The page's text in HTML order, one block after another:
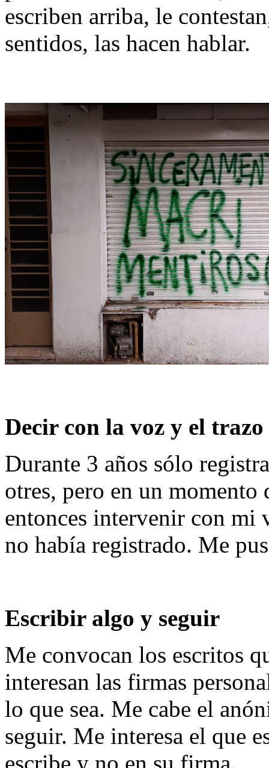
escriben arriba, le
sentidos, las hacen hablar.
Decir con la voz y el trazo
Durante 3 años sólo
otres, pero en un
entonces intervenir con mi
no había registrado. Me
Escribir algo y seguir
Me convocan los escritos
interesan las firmas
lo que sea. Me cabe el
seguir. Me interesa el que